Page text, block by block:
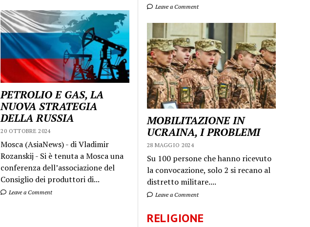
Leave a Comment
MOBILITAZIONE IN
UCRAINA, I PROBLEMI
28 MAGGIO 2024
Su 100 persone che hanno ricevuto
la convocazione, solo 2 si recano al
distretto militare....
Leave a Comment
RELIGIONE
PETROLIO E GAS, LA
NUOVA STRATEGIA
DELLA RUSSIA
20 OTTOBRE 2024
Mosca (AsiaNews) - di Vladimir
Rozanskij - Si è tenuta a Mosca una
conferenza dell’associazione del
Consiglio dei produttori di...
Leave a Comment